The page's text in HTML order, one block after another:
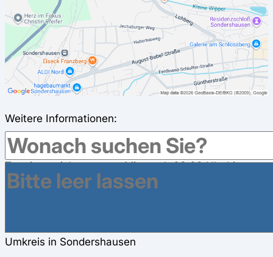
Weitere Informationen:
Folgende Zeitfenster bieten wir nach
Terminvereinbarung an: Mittwoch 08.00 Uhr bis
13.00 Uhr Donnerstag 16.00 Uhr bis 18.00 Uhr
Umkreis in Sondershausen